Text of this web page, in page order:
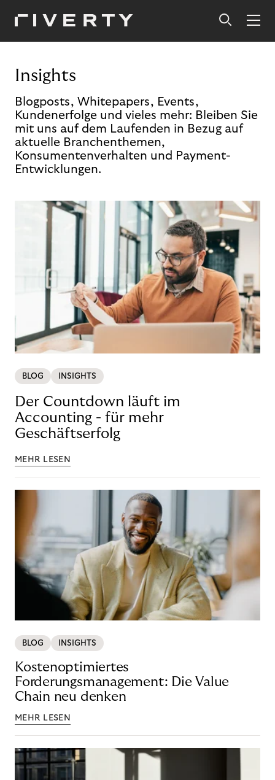
Insights
Blogposts, Whitepapers, Events,
Kundenerfolge und vieles mehr: Bleiben Sie
mit uns auf dem Laufenden in Bezug auf
aktuelle Branchenthemen,
Konsumentenverhalten und Payment-
Entwicklungen.
BLOG INSIGHTS
Der Countdown läuft im
Accounting - für mehr
Geschäftserfolg
MEHR LESEN
BLOG INSIGHTS
Kostenoptimiertes
Forderungsmanagement: Die Value
Chain neu denken
MEHR LESEN